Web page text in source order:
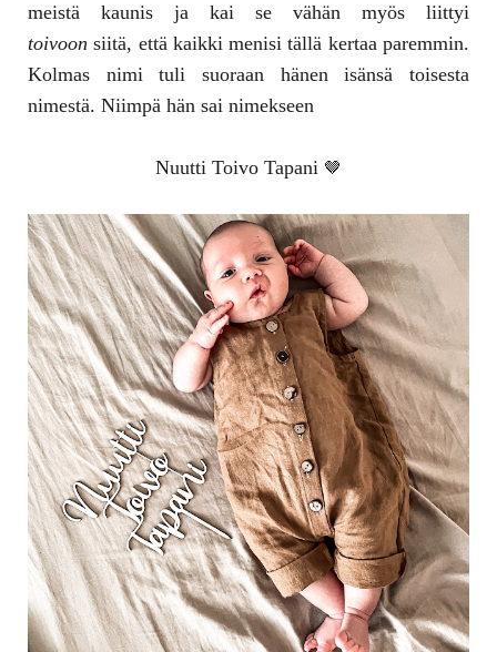
meistä kaunis ja kai se vähän myös liittyi
toivoon siitä, että kaikki menisi tällä kertaa paremmin.
Kolmas nimi tuli suoraan hänen isänsä toisesta
nimestä. Niimpä hän sai nimekseen
Nuutti Toivo Tapani 🤎